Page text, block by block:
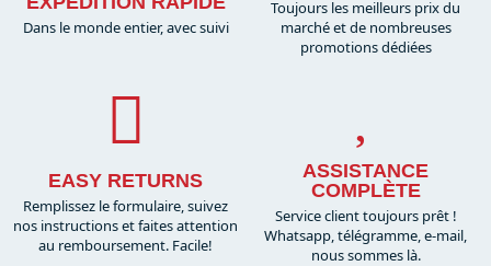
Dans le monde entier, avec suivi
Toujours les meilleurs prix du
marché et de nombreuses
promotions dédiées
EASY RETURNS
Remplissez le formulaire, suivez
nos instructions et faites attention
au remboursement. Facile!
ASSISTANCE
COMPLÈTE
Service client toujours prêt !
Whatsapp, télégramme, e-mail,
nous sommes là.​